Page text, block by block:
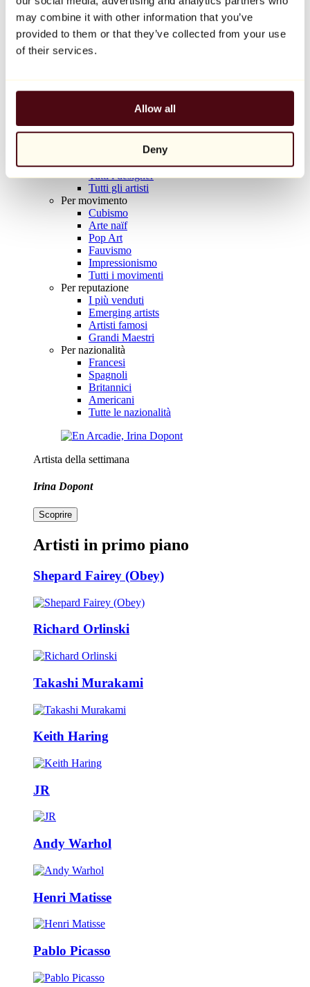
may combine it with other information that you’ve
provided to them or that they’ve collected from your use
of their services.
Allow all
Deny
Balloon Dog (Orange)
Jeff Koons
10.000 €
Artisti
Tutti i pittori
Tutti i fotografi
Tutti i disegnatori
Tutti i designer
Tutti gli artisti
Per movimento
Cubismo
Arte naïf
Pop Art
Fauvismo
Impressionismo
Tutti i movimenti
Per reputazione
I più venduti
Emerging artists
Artisti famosi
Grandi Maestri
Per nazionalità
Francesi
Spagnoli
Britannici
Americani
Tutte le nazionalità
Artista della settimana
Irina Dopont
Scoprire
Artisti in primo piano
Shepard Fairey (Obey)
Richard Orlinski
Takashi Murakami
Keith Haring
JR
Andy Warhol
Henri Matisse
Pablo Picasso